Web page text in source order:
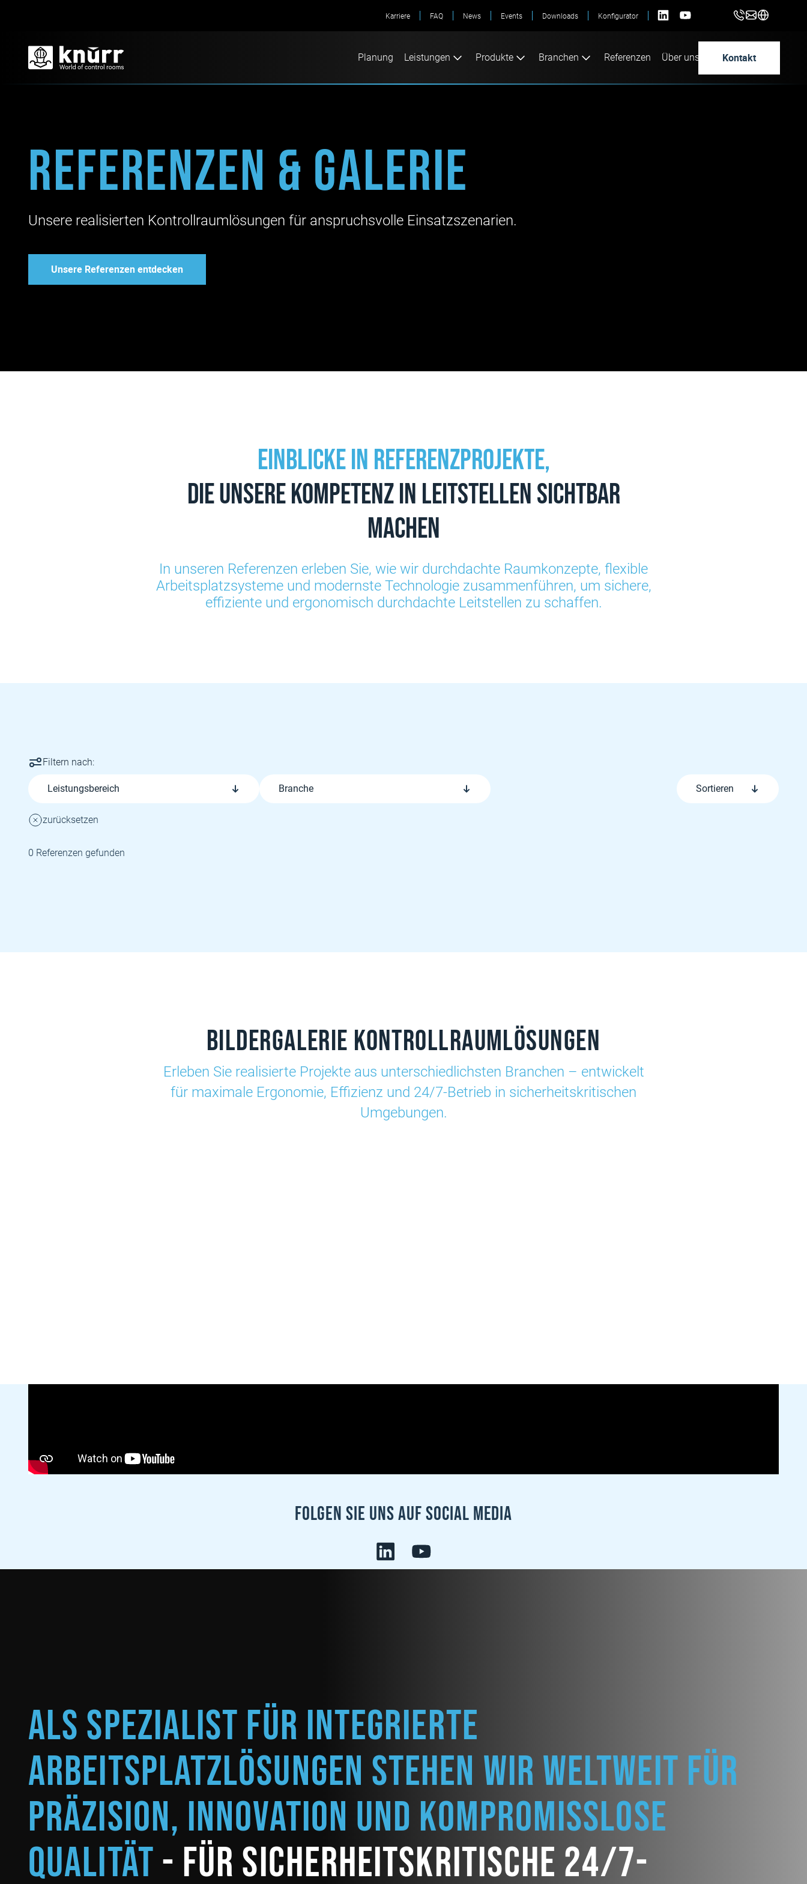
Karriere FAQ News Events Downloads Konfigurator
Planung Leistungen Produkte Branchen Referenzen Über uns Kontakt
Referenzen & Galerie
Unsere realisierten Kontrollraumlösungen für anspruchsvolle Einsatzszenarien.
Unsere Referenzen entdecken
Einblicke in Referenzprojekte,
die unsere Kompetenz in Leitstellen sichtbar
machen
In unseren Referenzen erleben Sie, wie wir durchdachte Raumkonzepte, flexible
Arbeitsplatzsysteme und modernste Technologie zusammenführen, um sichere,
effiziente und ergonomisch durchdachte Leitstellen zu schaffen.
Filtern nach:
Leistungsbereich Branche Sortieren
zurücksetzen
0 Referenzen gefunden
Bildergalerie Kontrollraumlösungen
Erleben Sie realisierte Projekte aus unterschiedlichsten Branchen – entwickelt
für maximale Ergonomie, Effizienz und 24/7-Betrieb in sicherheitskritischen
Umgebungen.
Folgen sie uns auf Social Media
Als Spezialist für integrierte
Arbeitsplatzlösungen stehen wir weltweit für
Präzision, Innovation und kompromisslose
Qualität- für sicherheitskritische 24/7-